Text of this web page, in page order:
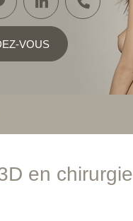
VOUS
en chirurgie